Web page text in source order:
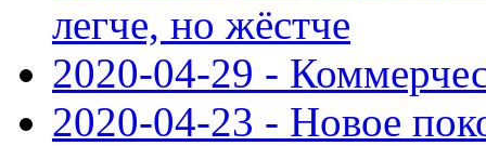
легче, но жёстче
2020-04-29 -
2020-04-23 - Новое